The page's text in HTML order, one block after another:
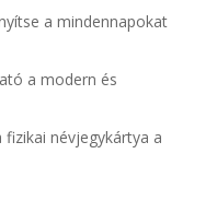
a mindennapokat
a modern és
névjegykártya a